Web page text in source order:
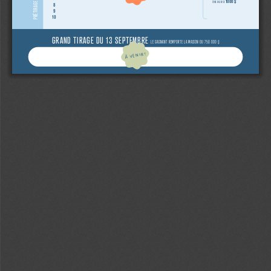
8
9
10
GRAND TIRAGE DU 13 SEPTEMBRE LE GAGNANT REMPORTE LA MAISON OU 750 000 $
D’UNE VALEUR DE
À VENIR!